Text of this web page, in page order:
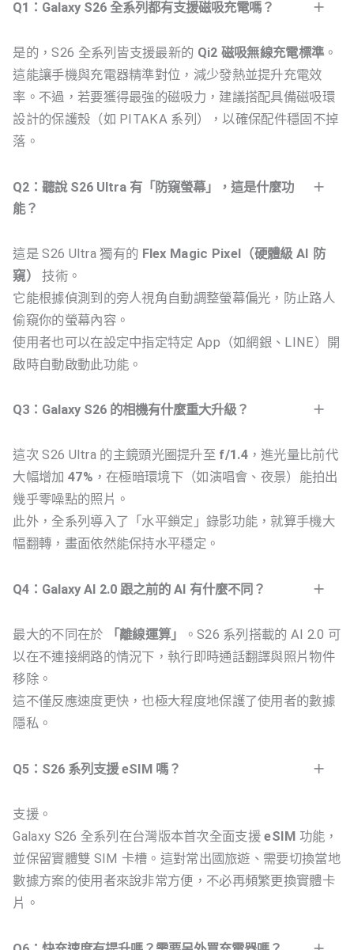
Q1：Galaxy S26 全系列都有支援磁吸充電嗎？
是的，S26 全系列皆支援最新的 Qi2 磁吸無線充電標準。
這能讓手機與充電器精準對位，減少發熱並提升充電效
率。不過，若要獲得最強的磁吸力，建議搭配具備磁吸環
設計的保護殼（如 PITAKA 系列），以確保配件穩固不掉
落。
Q2：聽說 S26 Ultra 有「防窺螢幕」，這是什麼功
能？
這是 S26 Ultra 獨有的 Flex Magic Pixel（硬體級 AI 防
窺）
技術。
它能根據偵測到的旁人視角自動調整螢幕偏光，防止路人
偷窺你的螢幕內容。
使用者也可以在設定中指定特定 App（如網銀、LINE）開
啟時自動啟動此功能。
Q3：Galaxy S26 的相機有什麼重大升級？
這次 S26 Ultra 的主鏡頭光圈提升至 f/1.4，進光量比前代
大幅增加 47% ，在極暗環境下（如演唱會、夜景）能拍出
幾乎零噪點的照片。
此外，全系列導入了「水平鎖定」錄影功能，就算手機大
幅翻轉，畫面依然能保持水平穩定。
Q4：Galaxy AI 2.0 跟之前的 AI 有什麼不同？
最大的不同在於 「離線運算」
。S26 系列搭載的 AI 2.0 可
以在不連接網路的情況下，執行即時通話翻譯與照片物件
移除。
這不僅反應速度更快，也極大程度地保護了使用者的數據
隱私。
Q5：S26 系列支援 eSIM 嗎？
支援。
Galaxy S26 全系列在台灣版本首次全面支援eSIM 功能，
並保留實體雙 SIM 卡槽。這對常出國旅遊、需要切換當地
數據方案的使用者來說非常方便，不必再頻繁更換實體卡
片。